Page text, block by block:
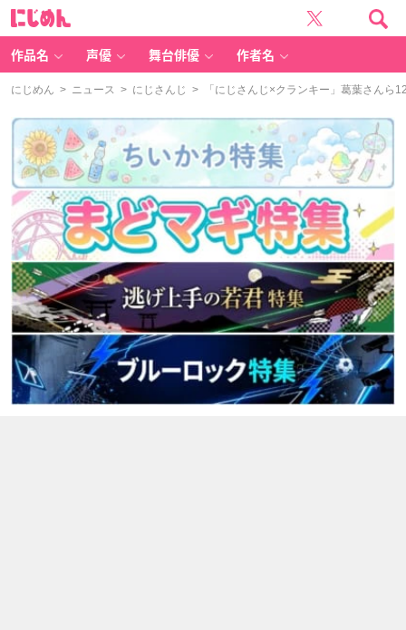
作品名 声優 舞台俳優 作者名
にじめん > ニュース > にじさんじ > 「にじさんじ×クランキー」葛葉さんら